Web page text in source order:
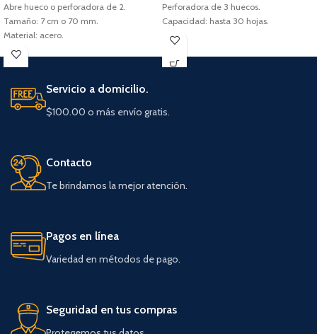
Abre hueco o perforadora de 2.
Tamaño: 7 cm o 70 mm.
Material: acero.
Perforadora de 3 huecos.
Capacidad: hasta 30 hojas.
Servicio a domicilio.
$100.00 o más envío gratis.
Contacto
Te brindamos la mejor atención.
Pagos en línea
Variedad en métodos de pago.
Seguridad en tus compras